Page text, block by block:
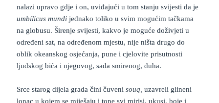
nalazi upravo gdje i on, uviđajući u tom stanju svijesti da je
umbilicus mundi jednako toliko u svim mogućim tačkama
na globusu. Širenje svijesti, kakvo je moguće doživjeti u
određeni sat, na određenom mjestu, nije ništa drugo do
oblik okeanskog osjećanja, pune i cjelovite prisutnosti
ljudskog bića i njegovog, sada smirenog, duha.
Srce starog dijela grada čini čuvenisouq,uzavreli glineni
lonac u kojem se miješaju i tope svi mirisi, ukusi, boje i